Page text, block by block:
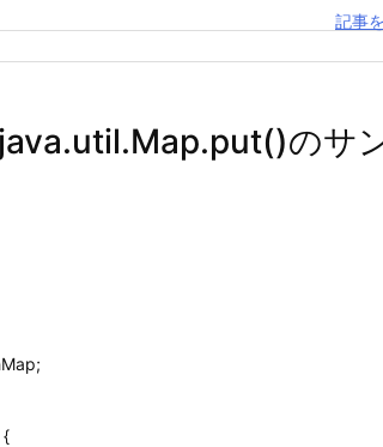
記事
java.util.Map.put()のサ
{